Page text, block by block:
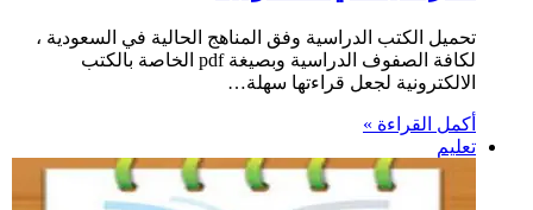
تحميل الكتب الدراسية وفق المناهج الحالية في السعودية ،
لكافة الصفوف الدراسية وبصيغة pdf الخاصة بالكتب
الالكترونية لجعل قراءتها سهلة…
أكمل القراءة »
تعليم